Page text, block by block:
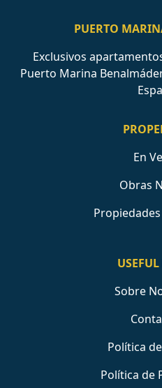
PUERTO
Exclusivos
Puerto Marina
En
Obras
Sobre
Política
Política de